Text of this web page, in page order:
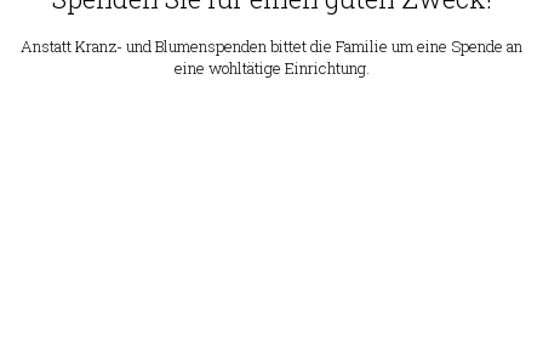
Anstatt Kranz- und Blumenspenden bittet die Familie um eine Spende an
eine wohltätige Einrichtung.